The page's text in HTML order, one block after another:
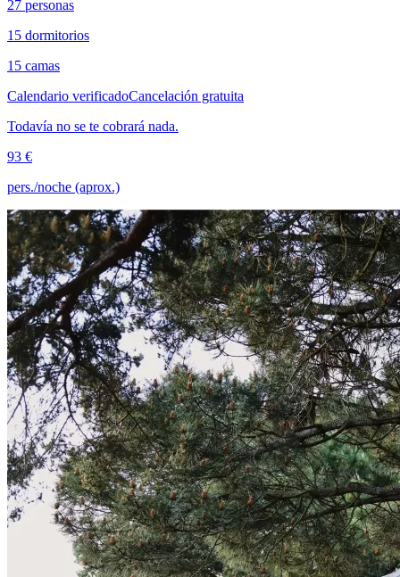
27 personas
15 dormitorios
15 camas
Calendario verificadoCancelación gratuita
Todavía no se te cobrará nada.
93 €
pers./noche (aprox.)